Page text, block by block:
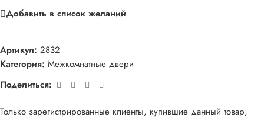
Добавить в список желаний
Артикул: 2832
Категория: Межкомнатные двери
Поделиться:
Только зарегистрированные клиенты, купившие данный товар,